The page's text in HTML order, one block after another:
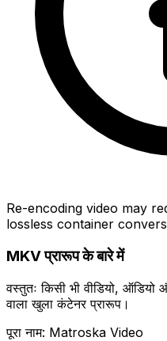
Re-encoding video may
lossless container
MKV प्रारूप के बारे में
वस्तुतः किसी भी वीडियो,
वाला खुला कंटेनर प्रारूप।
पूरा नाम: Matroska Video